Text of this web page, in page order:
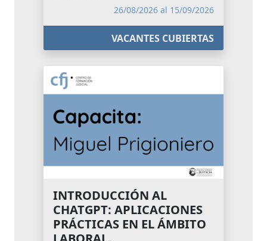
26/08/2026 al 15/09/2026
VACANTES CUBIERTAS
INTRODUCCIÓN AL
CHATGPT: APLICACIONES
PRÁCTICAS EN EL ÁMBITO